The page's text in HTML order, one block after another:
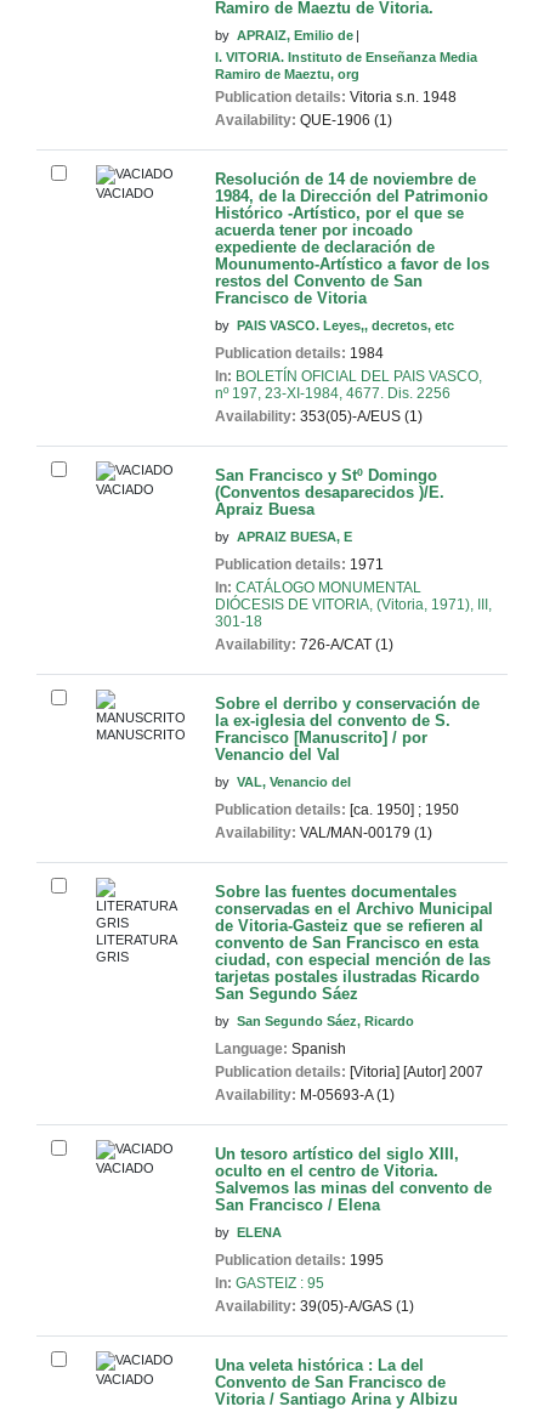
Ramiro de Maeztu de Vitoria.
by APRAIZ, Emilio de
I. VITORIA. Instituto de Enseñanza Media
Ramiro de Maeztu, org
Publication details: Vitoria s.n. 1948
Availability: QUE-1906 (1)
VACIADO
Resolución de 14 de noviembre de
1984, de la Dirección del Patrimonio
Histórico -Artístico, por el que se
acuerda tener por incoado
expediente de declaración de
Mounumento-Artístico a favor de los
restos del Convento de San
Francisco de Vitoria
by PAIS VASCO. Leyes,, decretos, etc
Publication details: 1984
In: BOLETÍN OFICIAL DEL PAIS VASCO,
nº 197, 23-XI-1984, 4677. Dis. 2256
Availability: 353(05)-A/EUS (1)
VACIADO
San Francisco y Stº Domingo
(Conventos desaparecidos )/E.
Apraiz Buesa
by APRAIZ BUESA, E
Publication details: 1971
In: CATÁLOGO MONUMENTAL
DIÓCESIS DE VITORIA, (Vitoria, 1971), III,
301-18
Availability: 726-A/CAT (1)
MANUSCRITO
Sobre el derribo y conservación de
la ex-iglesia del convento de S.
Francisco [Manuscrito] / por
Venancio del Val
by VAL, Venancio del
Publication details: [ca. 1950] ; 1950
Availability: VAL/MAN-00179 (1)
LITERATURA
GRIS
Sobre las fuentes documentales
conservadas en el Archivo Municipal
de Vitoria-Gasteiz que se refieren al
convento de San Francisco en esta
ciudad, con especial mención de las
tarjetas postales ilustradas Ricardo
San Segundo Sáez
by San Segundo Sáez, Ricardo
Language: Spanish
Publication details: [Vitoria] [Autor] 2007
Availability: M-05693-A (1)
VACIADO
Un tesoro artístico del siglo XIII,
oculto en el centro de Vitoria.
Salvemos las minas del convento de
San Francisco / Elena
by ELENA
Publication details: 1995
In: GASTEIZ : 95
Availability: 39(05)-A/GAS (1)
VACIADO
Una veleta histórica : La del
Convento de San Francisco de
Vitoria / Santiago Arina y Albizu